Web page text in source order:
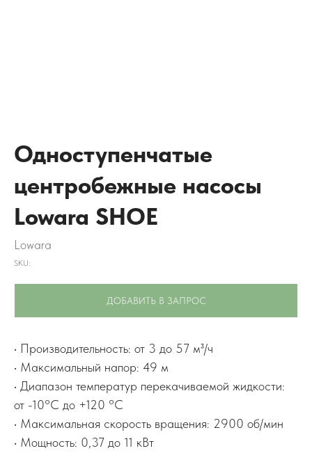
Одноступенчатые
центробежные насосы
Lowara SHOE
Lowara
SKU:
ДОБАВИТЬ В ЗАПРОС
• Производительность: от 3 до 57 м³/ч
• Максимальный напор: 49 м
• Диапазон температур перекачиваемой жидкости:
от -10°C до +120 °C
• Максимальная скорость вращения: 2900 об/мин
• Мощность: 0,37 до 11 кВт